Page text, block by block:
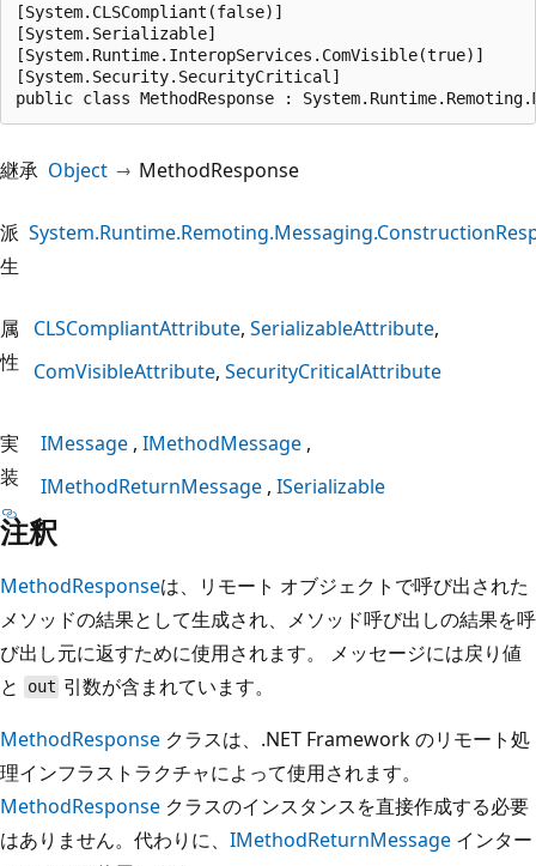
[System.CLSCompliant(false)]
[System.Serializable]
[System.Runtime.InteropServices.ComVisible(true)]
[System.Security.SecurityCritical]
public class MethodResponse :
継承 Object MethodResponse
派
生
属
性
CLSCompliantAttribute SerializableAttribute
ComVisibleAttribute SecurityCriticalAttribute
実
装
IMessage IMethodMessage
IMethodReturnMessage ISerializable
注釈
MethodResponseは、リモート オブジェクトで呼び出された
メソッドの結果として生成され、メソッド呼び出しの結果を呼
び出し元に返すために使用されます。 メッセージには戻り値
と
out 引数が含まれています。
MethodResponse クラスは、.NET Framework のリモート処
理インフラストラクチャによって使用されます。
MethodResponse クラスのインスタンスを直接作成する必要
はありません。代わりに、 IMethodReturnMessage インター